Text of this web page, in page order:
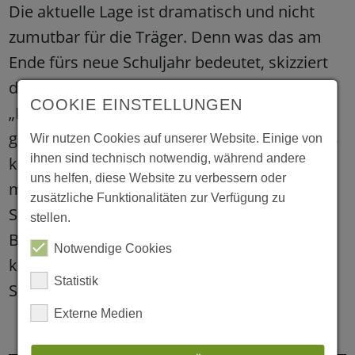
Die aktuelle Lage ist dramatisch und nicht
zumutbar für die Träger. Denn was das am
Ende fürs neue Schuljahr bedeutet, skizziert
die Freie Wohlfahrtspflege so:
„Frühbetreuungen stehen auf der Kippe,
genauso die verlässliche Grundschule und es
kann keine Angebote von externen Partnern
mehr geben, die aktuell viele AGs stemmen.
Spätestens um 15 Uhr müssten wir
Betreuungen einstellen. Im schlimmsten Fall
kommt es auch zu vollständigen
Schließungen“, kündigt Marc Schaaf an.
COOKIE EINSTELLUNGEN
Wir nutzen Cookies auf unserer Website. Einige von
ihnen sind technisch notwendig, während andere
uns helfen, diese Website zu verbessern oder
zusätzliche Funktionalitäten zur Verfügung zu
stellen.
Notwendige Cookies
Statistik
Externe Medien